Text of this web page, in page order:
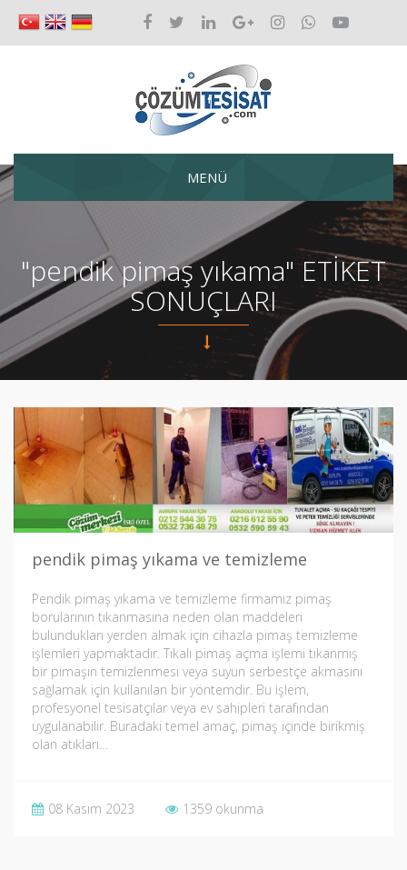
MENÜ
"pendik pimaş yıkama" ETİKET
SONUÇLARI
pendik pimaş yıkama ve temizleme
Pendik pimaş yıkama ve temizleme firmamız pimaş
borularının tıkanmasına neden olan maddeleri
bulundukları yerden almak için cihazla pimaş temizleme
işlemleri yapmaktadır. Tıkalı pimaş açma işlemi tıkanmış
bir pimaşın temizlenmesi veya suyun serbestçe akmasını
sağlamak için kullanılan bir yöntemdir. Bu işlem,
profesyonel tesisatçılar veya ev sahipleri tarafından
uygulanabilir. Buradaki temel amaç, pimaş içinde birikmiş
olan atıkları…
08 Kasım 2023 1359 okunma